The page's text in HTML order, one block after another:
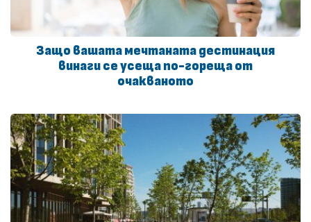
Защо вашата мечтаната дестинация
винаги се усеща по-гореща от
очакваното